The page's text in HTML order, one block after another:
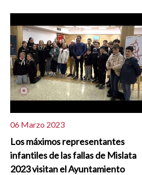
06 Marzo 2023
Los máximos representantes
infantiles de las fallas de Mislata
2023 visitan el Ayuntamiento